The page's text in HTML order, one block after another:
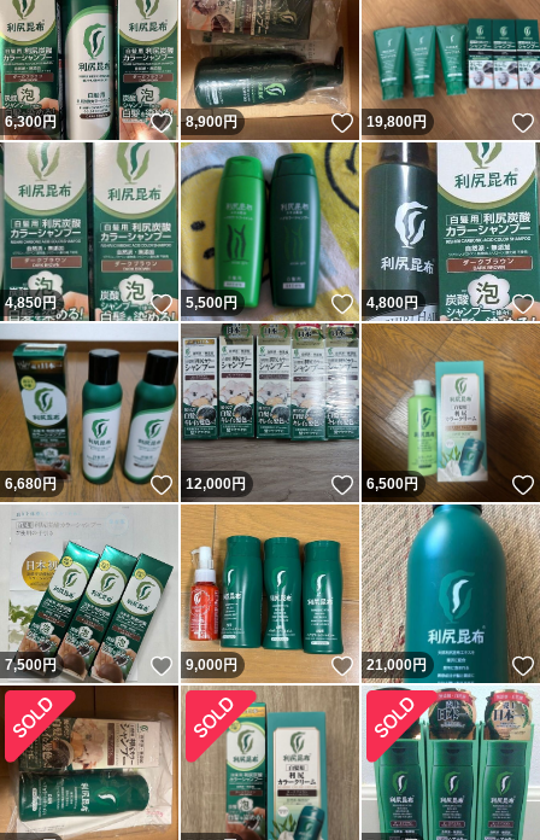
6,300円 いいね！
8,900円 いいね！
19,800円
4,850円 いいね！
5,500円 いいね！
4,800円
6,680円 いいね！
12,000円 いいね！
6,500円
7,500円 いいね！
9,000円 いいね！
21,000円